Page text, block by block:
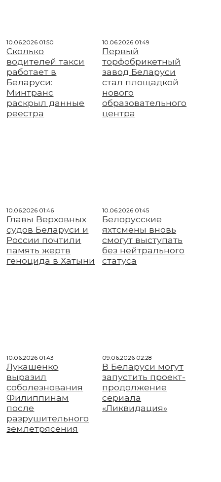
10.06.2026 01:50
Сколько
водителей такси
работает в
Беларуси:
Минтранс
раскрыл данные
реестра
10.06.2026 01:49
Первый
торфобрикетный
завод Беларуси
стал площадкой
нового
образовательного
центра
10.06.2026 01:46
Главы Верховных
судов Беларуси и
России почтили
память жертв
геноцида в Хатыни
10.06.2026 01:45
Белорусские
яхтсмены вновь
смогут выступать
без нейтрального
статуса
10.06.2026 01:43
Лукашенко
выразил
соболезнования
Филиппинам
после
разрушительного
землетрясения
09.06.2026 02:28
В Беларуси могут
запустить проект-
продолжение
сериала
«Ликвидация»